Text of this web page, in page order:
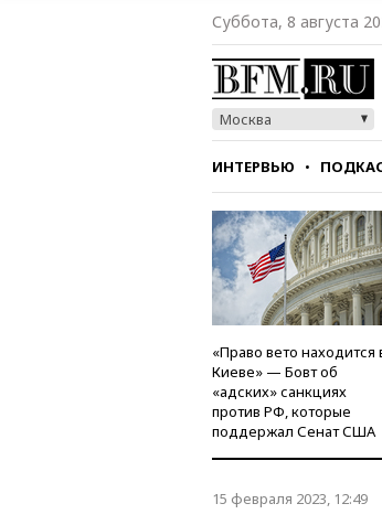
Суббота, 8 августа
Москва
ИНТЕРВЬЮ
СТИЛЬ ТЕСТЫ
«Право вето находится
Киеве» — Бовт об
«адских» санкциях
против РФ, которые
поддержал Сенат США
15 февраля 2023, 12:49